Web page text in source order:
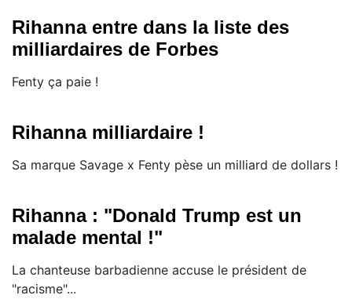
Rihanna entre dans la liste des
milliardaires de Forbes
Fenty ça paie !
Rihanna milliardaire !
Sa marque Savage x Fenty pèse un milliard de dollars !
Rihanna : "Donald Trump est un
malade mental !"
La chanteuse barbadienne accuse le président de
"racisme"...